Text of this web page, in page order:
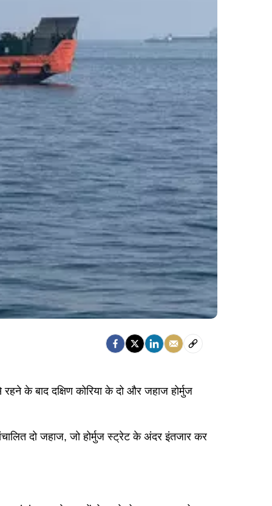
के बाद दक्षिण कोरिया के दो और जहाज होर्मुज
दो जहाज, जो होर्मुज स्ट्रेट के अंदर इंतजार कर